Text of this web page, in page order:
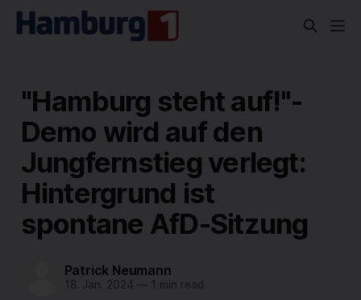
"Hamburg steht auf!"-
Demo wird auf den
Jungfernstieg verlegt:
Hintergrund ist
spontane AfD-Sitzung
Patrick Neumann
18. Jan. 2024 —1 min read